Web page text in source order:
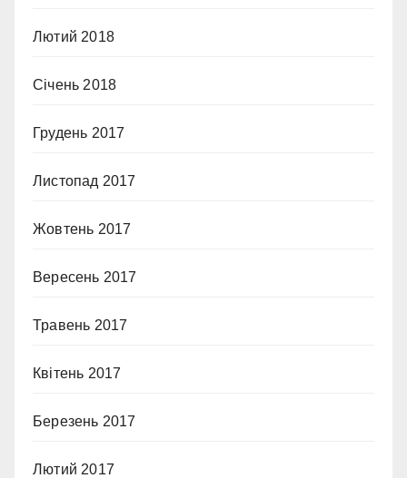
Лютий 2018
Січень 2018
Грудень 2017
Листопад 2017
Жовтень 2017
Вересень 2017
Травень 2017
Квітень 2017
Березень 2017
Лютий 2017